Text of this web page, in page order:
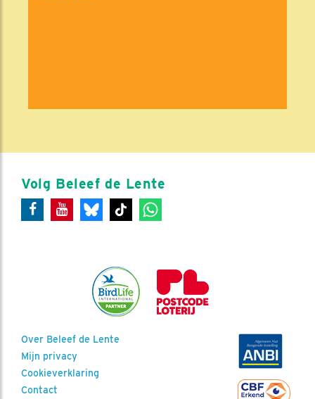
Volg Beleef de Lente
Over Beleef de Lente
Mijn privacy
Cookieverklaring
Contact